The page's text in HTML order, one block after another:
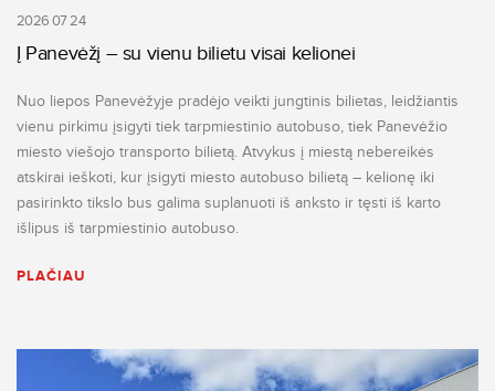
2026 07 24
Į Panevėžį – su vienu bilietu visai kelionei
Nuo liepos Panevėžyje pradėjo veikti jungtinis bilietas, leidžiantis
vienu pirkimu įsigyti tiek tarpmiestinio autobuso, tiek Panevėžio
miesto viešojo transporto bilietą. Atvykus į miestą nebereikės
atskirai ieškoti, kur įsigyti miesto autobuso bilietą – kelionę iki
pasirinkto tikslo bus galima suplanuoti iš anksto ir tęsti iš karto
išlipus iš tarpmiestinio autobuso.
PLAČIAU